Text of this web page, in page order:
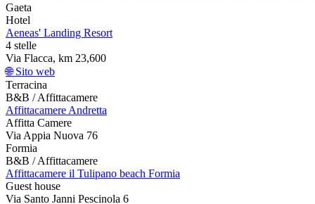
Gaeta
Hotel
Aeneas' Landing Resort
4 stelle
Via Flacca, km 23,600
🌐 Sito web
Terracina
B&B / Affittacamere
Affittacamere Andretta
Affitta Camere
Via Appia Nuova 76
Formia
B&B / Affittacamere
Affittacamere il Tulipano beach Formia
Guest house
Via Santo Janni Pescinola 6